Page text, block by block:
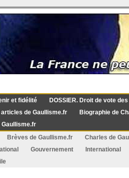
et fidélité
DOSSIER. Droit de vote
de Gaullisme.fr
Biographie de
Gaullisme.fr
Brèves de Gaullisme.fr
Charles de
Gouvernement
International